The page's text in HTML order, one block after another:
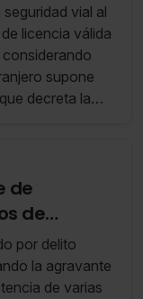
vial al
licencia válida
supone
decreta la
de
de
por delito
la agravante
de varias